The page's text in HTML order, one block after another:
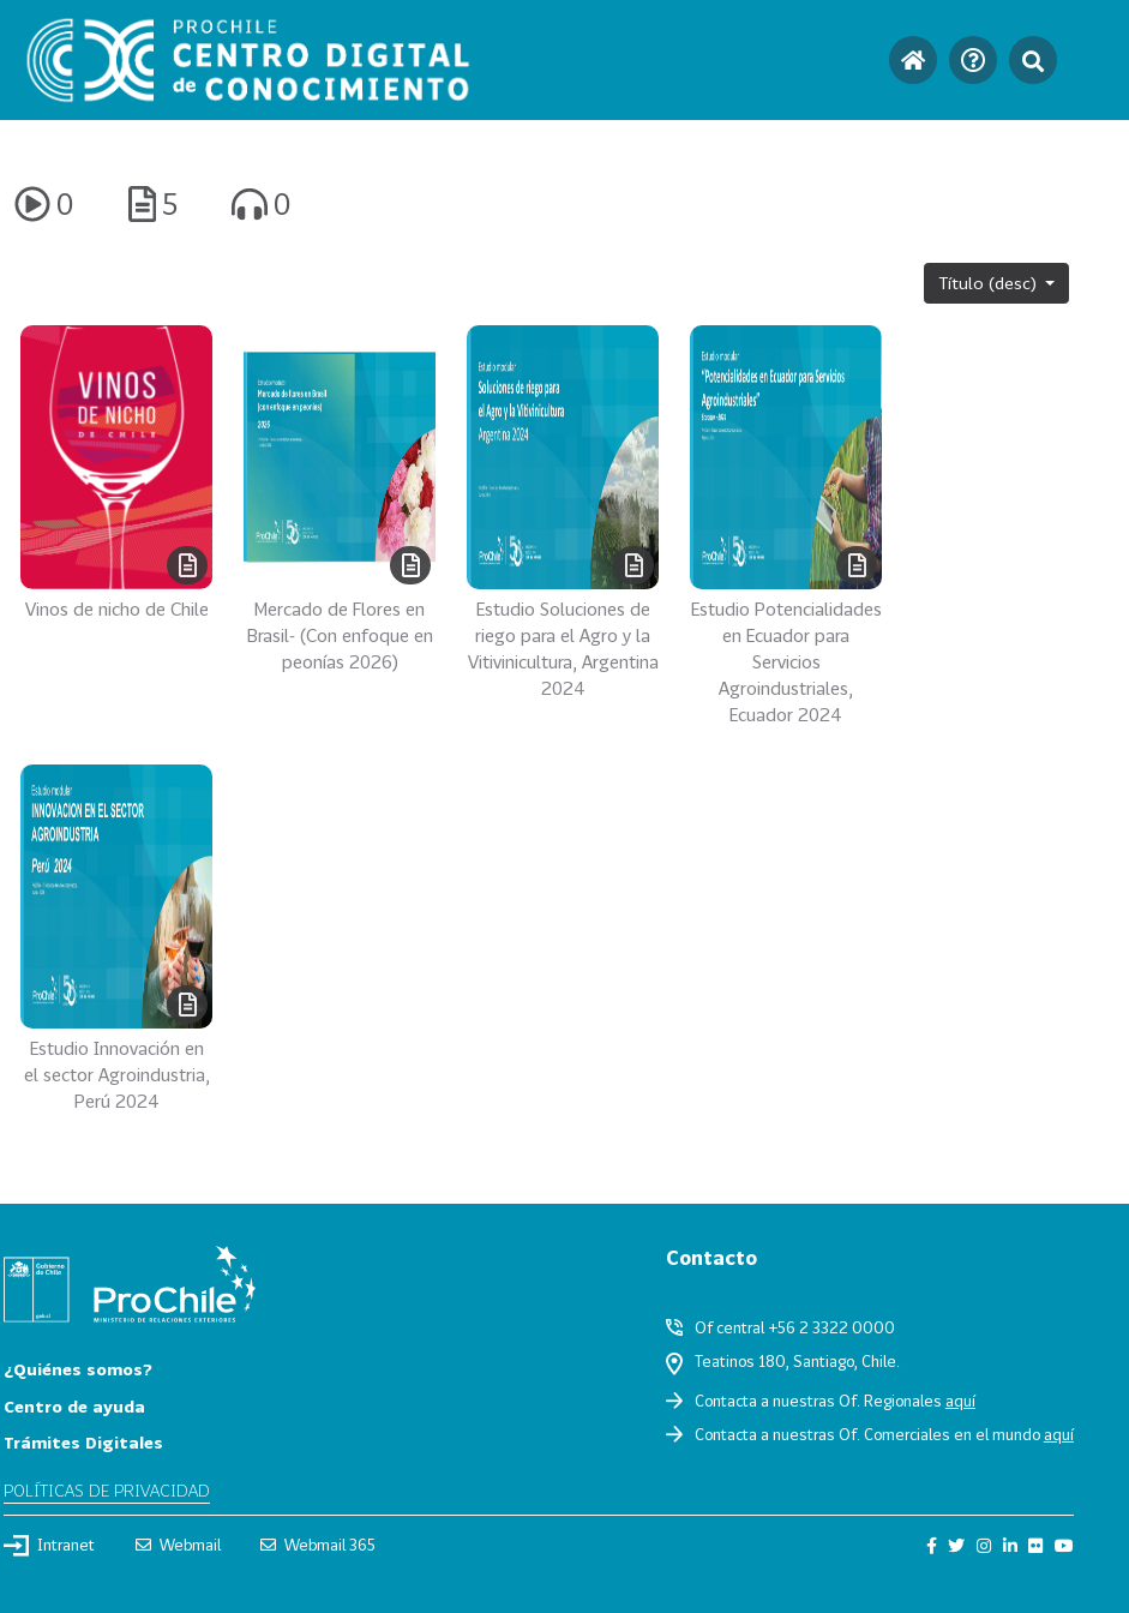
0 5 0
Título (desc)
Vinos de nicho de Chile
Mercado de Flores en
Brasil- (Con enfoque en
peonías 2026)
Estudio Soluciones de
riego para el Agro y la
Vitivinicultura, Argentina
2024
Estudio Potencialidades
en Ecuador para
Servicios
Agroindustriales,
Ecuador 2024
Estudio Innovación en
el sector Agroindustria,
Perú 2024
¿Quiénes somos?
Centro de ayuda
Trámites Digitales
POLÍTICAS DE PRIVACIDAD
Contacto
Of central +56 2 3322 0000
Teatinos 180, Santiago, Chile.
Contacta a nuestras Of. Regionales aquí
Contacta a nuestras Of. Comerciales en el mundoaquí
Intranet Webmail Webmail 365